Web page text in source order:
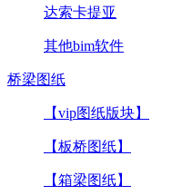
达索卡提亚
其他bim软件
桥梁图纸
【vip图纸版块】
【板桥图纸】
【箱梁图纸】